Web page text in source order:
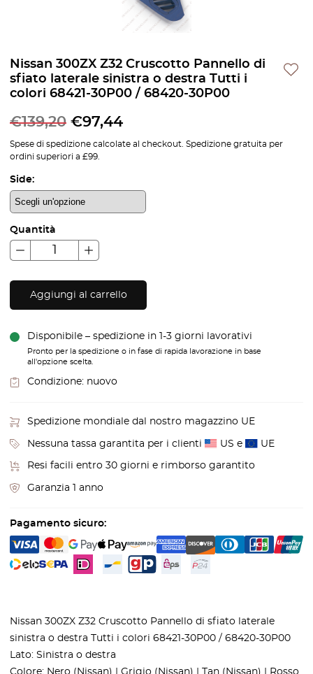
Nissan 300ZX Z32 Cruscotto Pannello di
sfiato laterale sinistra o destra Tutti i
colori 68421-30P00 / 68420-30P00
€139,20 €97,44
Spese di spedizione calcolate al checkout. Spedizione gratuita per
ordini superiori a £99.
Side:
Quantità
Aggiungi al carrello
Disponibile – spedizione in 1-3 giorni lavorativi
Pronto per la spedizione o in fase di rapida lavorazione in base
all'opzione scelta.
Condizione: nuovo
Spedizione mondiale dal nostro magazzino UE
Nessuna tassa garantita per i clienti US e UE
Resi facili entro 30 giorni e rimborso garantito
Garanzia 1 anno
Pagamento sicuro:
Nissan 300ZX Z32 Cruscotto Pannello di sfiato laterale
sinistra o destra Tutti i colori 68421-30P00 / 68420-30P00
Lato: Sinistra o destra